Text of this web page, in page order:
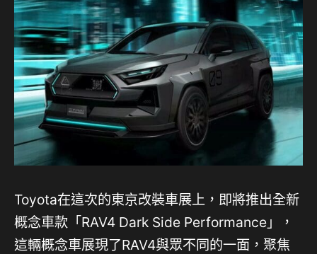
Toyota在這次的東京改裝車展上，即將推出全新
概念車款「RAV4 Dark Side Performance」，
這輛概念車展現了RAV4與眾不同的一面，聚焦